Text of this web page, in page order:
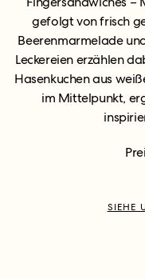
gefolgt von frisch
Beerenmarmelade
Leckereien erzählen
Hasenkuchen aus
im Mittelpunkt,
SIEHE